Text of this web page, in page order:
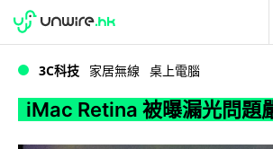
iMac Retina 被曝漏光問題
WWDC 2026
3C科技 家居無線 桌上電腦
iMac Retina 被曝漏光問題